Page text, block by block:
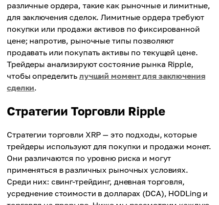
различные ордера, такие как рыночные и лимитные,
для заключения сделок. Лимитные ордера требуют
покупки или продажи активов по фиксированной
цене; напротив, рыночные типы позволяют
продавать или покупать активы по текущей цене.
Трейдеры анализируют состояние рынка Ripple,
чтобы определить лучший момент для заключения
сделки.
Стратегии Торговли Ripple
Стратегии торговли XRP — это подходы, которые
трейдеры используют для покупки и продажи монет.
Они различаются по уровню риска и могут
применяться в различных рыночных условиях.
Среди них: свинг-трейдинг, дневная торговля,
усреднение стоимости в долларах (DCA), HODLing и